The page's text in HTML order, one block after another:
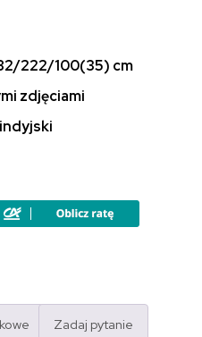
222/100(35) cm
zdjęciami
Zadaj pytanie